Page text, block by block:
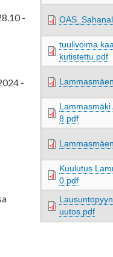
-
-
tuulivoima
kutistettu.pdf
8.pdf
Kuulutus
0.pdf
uutos.pdf